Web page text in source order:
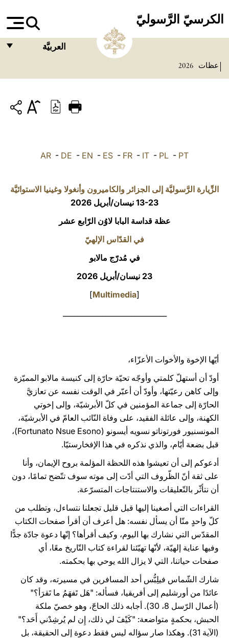
الكرسيّ الرَّسوليّ
العربيَّة
ITALIANO
POLSKI
中文
عظات 2026
AR - DE - EN - ES - FR - IT - PL - PT
الزِّيارة الرَّسوليَّة إلى الجزائر والكاميرون وأنغولا وغينيا الاستوائيَّة
13-23 نيسان/أبريل 2026
عظة قداسة البابا لاوُن الرّابع عشر
في القدّاس الإلهيّ
في مُدرّج مالابو
23 نيسان/أبريل 2026
[
Multimedia
]
أيّها الإخوة والأخوات الأعزّاء،
أودّ أن أستهلّ كلمتي وأوجّه تحيّة حارّة إلى كنيسة مالابو المميّزة
وإلى كاهن رعيّتها، وأودّ أن أعبّر في الوقت نفسه عن تعازيَّ
الحارّة إلى جماعة المؤمنين في كلّ الأبرشيّة، وإلى إخوتي
الكهنة، وإلى عائلة الفقيد، على وفاة النّائب العامّ في الأبرشيّة،
المونسنيور فورتوناتو نسويه أيسونو (Fortunato Nsue Esono)،
قبل بضعة أيّام، والذي نذكره في هذا الإفخارستيّا.
أدعوكم إلى أن تعيشوا هذه اللحظة المؤلمة بروح الإيمان، وأنا
على ثقة أنّ الظّروف التي أدّت إلى موته سوف تتّضح تمامًا، دون
أن نتأثّر بالتّعليقات والاستنتاجات المتسرّعة.
القراءات التي أصغينا إليها قبل قليل تجعلنا نتساءل، وتطلب من
كلّ واحدٍ منّا أن يسأل نفسه: هل أعرف أن أقرأ صفحات الكتاب
المقدّس التي نشارك بها اليوم، وكيف أقرأها؟ إنّها دعوة جادّة جدًّا
وفيها عناية إلهيّة، لأنّها تهيّئنا لقراءة كتاب التّاريخ معًا، أي
صفحات حياتنا، التي لا يزال الله يوحي بها بحكمته.
شارك الشّماس فيلِبُّس أحد المسافرين في مسيرته، وقد كان
عائدًا من أورشليم إلى أفريقيا، فسأله: "هَل تَفهَمُ ما تَقرَأ؟"
(أعمال الرّسل 8، 30). أجابه ذلك الحاجّ، وهو خصيّ ملكة
الحبش، بحكمةٍ متواضعة: "كَيْفَ لي ذلك، إِن لم يُرشِدْني أَحَد؟"
(الآية 31). وهكذا صار سؤاله ليس فقط دعوة إلى الحقيقة، بل